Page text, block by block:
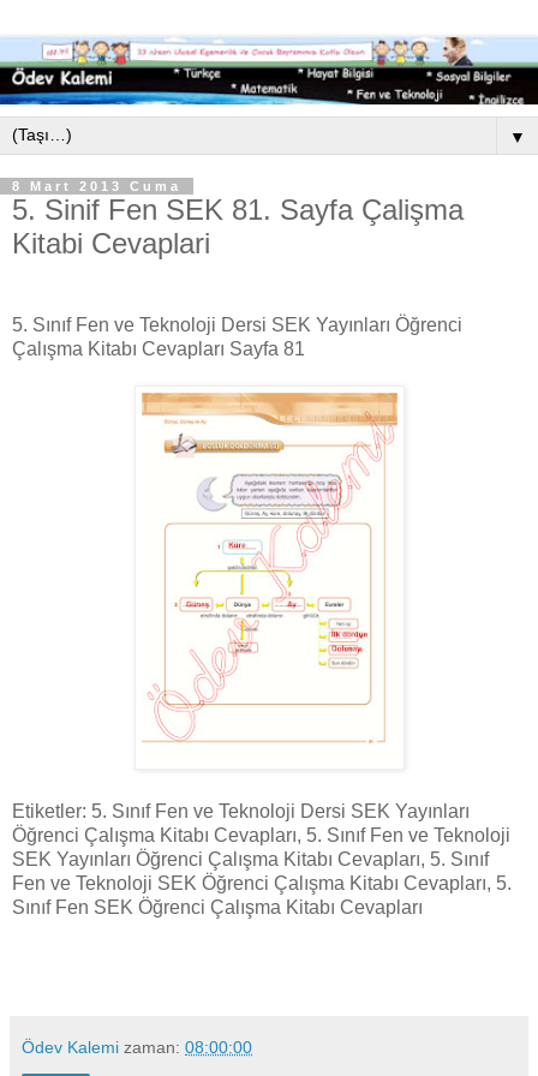
▼
8 Mart 2013 Cuma
5. Sinif Fen SEK 81. Sayfa Çalişma
Kitabi Cevaplari
5. Sınıf Fen ve Teknoloji Dersi SEK Yayınları Öğrenci
Çalışma Kitabı Cevapları Sayfa 81
Etiketler: 5. Sınıf Fen ve Teknoloji Dersi SEK Yayınları
Öğrenci Çalışma Kitabı Cevapları, 5. Sınıf Fen ve Teknoloji
SEK Yayınları Öğrenci Çalışma Kitabı Cevapları, 5. Sınıf
Fen ve Teknoloji SEK Öğrenci Çalışma Kitabı Cevapları, 5.
Sınıf Fen SEK Öğrenci Çalışma Kitabı Cevapları
Ödev Kalemi zaman: 08:00:00